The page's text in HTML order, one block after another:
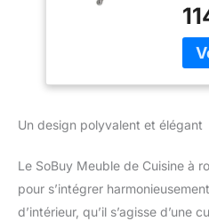
Un design polyvalent et élégant
Le SoBuy Meuble de Cuisine à
pour s’intégrer
d’intérieur, qu’il s’agisse d’une